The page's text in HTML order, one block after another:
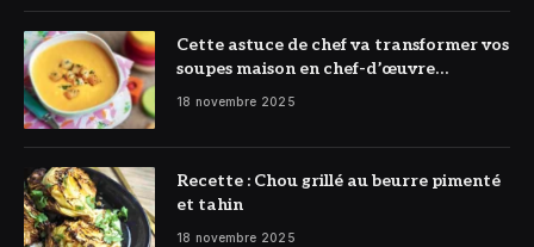
Cette astuce de chef va transformer vos
soupes maison en chef-d’œuvre
réconfortant
18 novembre 2025
Recette : Chou grillé au beurre pimenté
et tahin
18 novembre 2025